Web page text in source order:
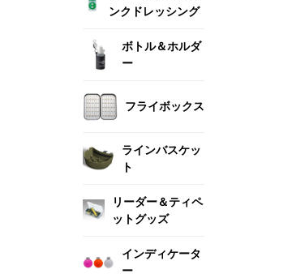
ンクドレッシング
ボトル＆ホルダ
ー
フライボックス
ラインバスケッ
ト
リーダー＆ティペ
ットグッズ
インディケータ
ー